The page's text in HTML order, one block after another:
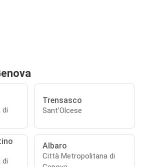
di
Trensasco
Sant'Olcese
di
Albaro
Città Metropolitana di